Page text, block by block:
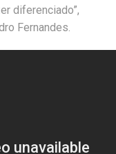
diferenciado”,
Fernandes.